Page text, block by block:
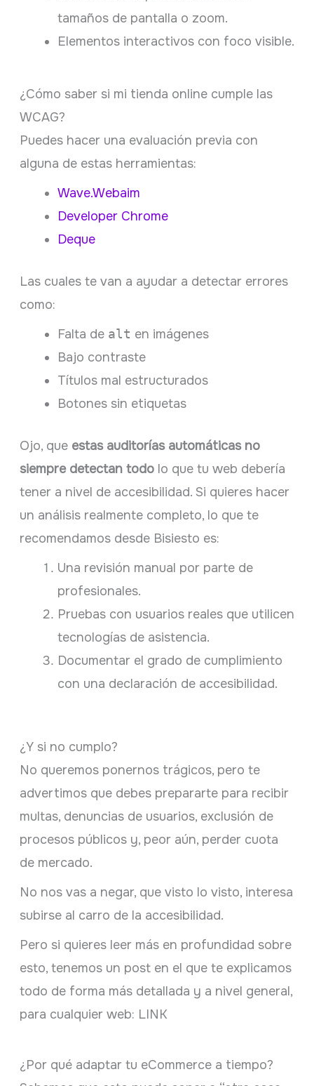
tamaños de pantalla o zoom.
Elementos interactivos con foco visible.
¿Cómo saber si mi tienda online cumple las
WCAG?
Puedes hacer una evaluación previa con
alguna de estas herramientas:
Wave.Webaim
Developer Chrome
Deque
Las cuales te van a ayudar a detectar errores
como:
Falta de alt en imágenes
Bajo contraste
Títulos mal estructurados
Botones sin etiquetas
Ojo, que estas auditorías automáticas no
siempre detectan todolo que tu web debería
tener a nivel de accesibilidad. Si quieres hacer
un análisis realmente completo, lo que te
recomendamos desde Bisiesto es:
Una revisión manual por parte de
profesionales.
Pruebas con usuarios reales que utilicen
tecnologías de asistencia.
Documentar el grado de cumplimiento
con una declaración de accesibilidad.
¿Y si no cumplo?
No queremos ponernos trágicos, pero te
advertimos que debes prepararte para recibir
multas, denuncias de usuarios, exclusión de
procesos públicos y, peor aún, perder cuota
de mercado.
No nos vas a negar, que visto lo visto, interesa
subirse al carro de la accesibilidad.
Pero si quieres leer más en profundidad sobre
esto, tenemos un post en el que te explicamos
todo de forma más detallada y a nivel general,
para cualquier web: LINK
¿Por qué adaptar tu eCommerce a tiempo?